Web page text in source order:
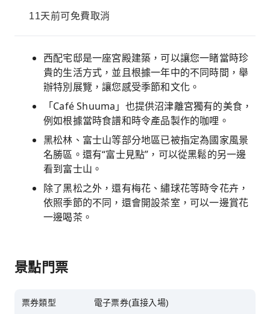
11天前可免費取消
西配宅邸是一座宮殿建築，可以讓您一睹當時珍
貴的生活方式，並且根據一年中的不同時間，舉
辦特別展覽，讓您感受季節和文化。
「Café Shuuma」也提供沼津離宮獨有的美食，
例如根據當時食譜和時令產品製作的咖哩。
黑松林、富士山等部分地區已被指定為國家風景
名勝區。還有“富士見點”，可以從黑鬆的另一邊
看到富士山。
除了黑松之外，還有梅花、繡球花等時令花卉，
依照季節的不同，還會開設茶室，可以一邊賞花
一邊喝茶。
景點門票
票券類型 電子票券(直接入場)